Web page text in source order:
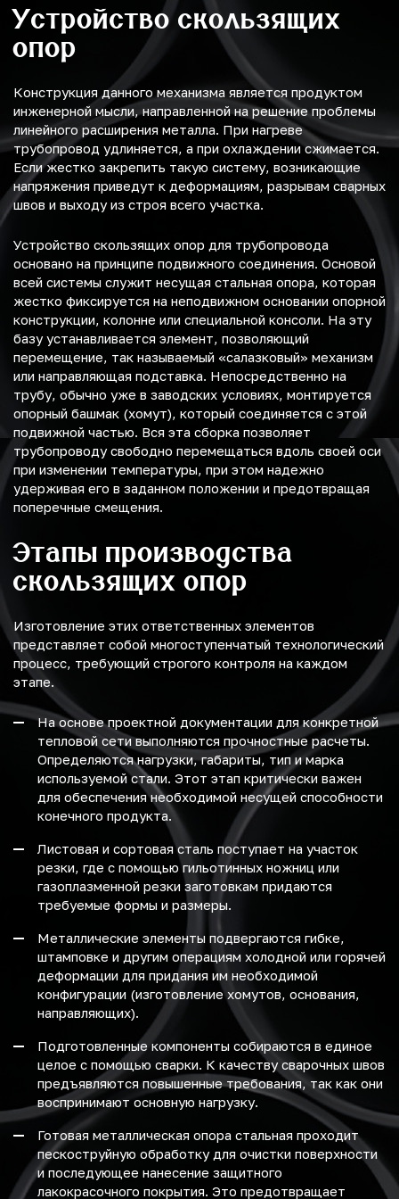
Устройство скользящих
опор
Конструкция данного механизма является продуктом
инженерной мысли, направленной на решение проблемы
линейного расширения металла. При нагреве
трубопровод удлиняется, а при охлаждении сжимается.
Если жестко закрепить такую систему, возникающие
напряжения приведут к деформациям, разрывам сварных
швов и выходу из строя всего участка.
Устройство скользящих опор для трубопровода
основано на принципе подвижного соединения. Основой
всей системы служит несущая стальная опора, которая
жестко фиксируется на неподвижном основании опорной
конструкции, колонне или специальной консоли. На эту
базу устанавливается элемент, позволяющий
перемещение, так называемый «салазковый» механизм
или направляющая подставка. Непосредственно на
трубу, обычно уже в заводских условиях, монтируется
опорный башмак (хомут), который соединяется с этой
подвижной частью. Вся эта сборка позволяет
трубопроводу свободно перемещаться вдоль своей оси
при изменении температуры, при этом надежно
удерживая его в заданном положении и предотвращая
поперечные смещения.
Этапы производства
скользящих опор
Изготовление этих ответственных элементов
представляет собой многоступенчатый технологический
процесс, требующий строгого контроля на каждом
этапе.
На основе проектной документации для конкретной
тепловой сети выполняются прочностные расчеты.
Определяются нагрузки, габариты, тип и марка
используемой стали. Этот этап критически важен
для обеспечения необходимой несущей способности
конечного продукта.
Листовая и сортовая сталь поступает на участок
резки, где с помощью гильотинных ножниц или
газоплазменной резки заготовкам придаются
требуемые формы и размеры.
Металлические элементы подвергаются гибке,
штамповке и другим операциям холодной или горячей
деформации для придания им необходимой
конфигурации (изготовление хомутов, основания,
направляющих).
Подготовленные компоненты собираются в единое
целое с помощью сварки. К качеству сварочных швов
предъявляются повышенные требования, так как они
воспринимают основную нагрузку.
Готовая металлическая опора стальная проходит
пескоструйную обработку для очистки поверхности
и последующее нанесение защитного
лакокрасочного покрытия. Это предотвращает